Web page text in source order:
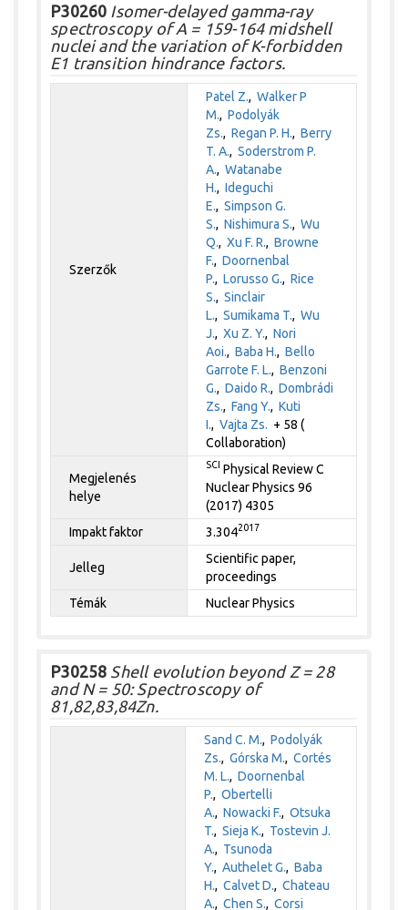
P30260 Isomer-delayed gamma-ray
spectroscopy of A = 159-164 midshell
nuclei and the variation of K-forbidden
E1 transition hindrance factors.
Szerzők
Patel Z.,Walker P
M.,Podolyák
Zs.,Regan P. H.,Berry
T. A.,Soderstrom P.
A.,Watanabe
H.,Ideguchi
E.,Simpson G.
S.,Nishimura S.,Wu
Q.,Xu F. R.,Browne
F.,Doornenbal
P.,Lorusso G.,Rice
S.,Sinclair
L.,Sumikama T.,Wu
J.,Xu Z. Y.,Nori
Aoi.,Baba H.,Bello
Garrote F. L.,Benzoni
G.,Daido R.,Dombrádi
Zs.,Fang Y.,Kuti
I.,Vajta Zs. + 58 (
Collaboration)
Megjelenés
helye
SCI Physical Review C
Nuclear Physics 96
(2017) 4305
Impakt faktor
3.3042017
Jelleg
Scientific paper,
proceedings
Témák
Nuclear Physics
P30258 Shell evolution beyond Z = 28
and N = 50: Spectroscopy of
81,82,83,84Zn.
Sand C. M.,Podolyák
Zs.,Górska M.,Cortés
M. L.,Doornenbal
P.,Obertelli
A.,Nowacki F.,Otsuka
T.,Sieja K., Tostevin J.
A., Tsunoda
Y.,Authelet G.,Baba
H.,Calvet D.,Chateau
A.,Chen S.,Corsi